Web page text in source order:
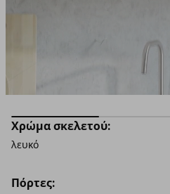
Χρώμα σκελετού:
λευκό
Πόρτες: